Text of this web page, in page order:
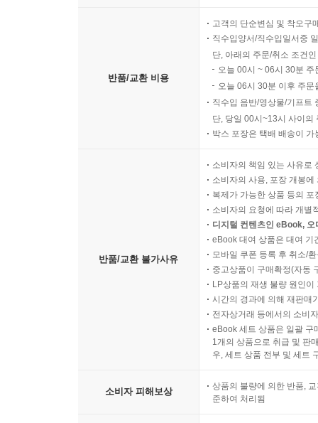
반품/교환 비용
고객의 단순변심 및 착오구
직수입양서/직수입일서중
단, 아래의 주문/취소 조건
오늘 00시 ~ 06시 30분
오늘 06시 30분 이후 주
직수입 음반/영상물/기프트
단, 당일 00시~13시 사이의
박스 포장은 택배 배송이
반품/교환 불가사유
소비자의 책임 있는 사유로
소비자의 사용, 포장 개봉
복제가 가능한 상품 등의
소비자의 요청에 따라 개별
디지털 컨텐츠인 eBook,
eBook 대여 상품은 대여 기
모바일 쿠폰 등록 후 취소/
중고상품이 구매확정(자동
LP상품의 재생 불량 원인
시간의 경과에 의해 재판매
전자상거래 등에서의 소비
eBook 세트 상품은 일괄 구
1개의 상품으로 취급 및 판
우, 세트 상품 전부 및 세트
소비자 피해보상
상품의 불량에 의한 반품,
준하여 처리됨